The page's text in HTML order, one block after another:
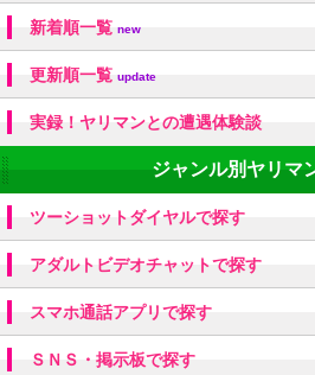
新着順一覧 new
更新順一覧 update
実録！ヤリマンとの遭遇体験談
ジャンル別ヤリマ
ツーショットダイヤルで探す
アダルトビデオチャットで探す
スマホ通話アプリで探す
ＳＮＳ・掲示板で探す